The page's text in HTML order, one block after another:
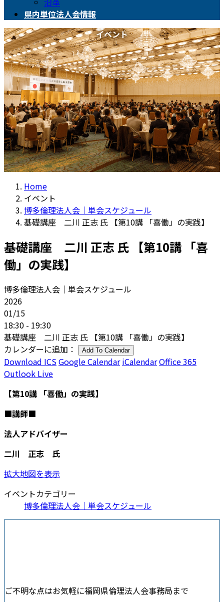
県内単位法人会情報
イベント
Home
イベント
博多倫理法人会｜単会スケジュール
基礎講座 二川 正志 氏 【第10講 「喜働」の実践】
基礎講座 二川 正志 氏 【第10講 「喜
働」の実践】
博多倫理法人会｜単会スケジュール
2026
01/15
18:30 - 19:30
基礎講座 二川 正志 氏 【第10講 「喜働」の実践】
カレンダーに追加：
Add To Calendar
Download ICSGoogle Calendar iCalendarOffice 365
Outlook Live
【第10講 「喜働」の実践】
■講師■
法人アドバイザー
二川 正志 氏
拡大地図を表示
イベントカテゴリー
博多倫理法人会｜単会スケジュール
ご不明な点はお気軽に福岡県倫理法人会事務局まで